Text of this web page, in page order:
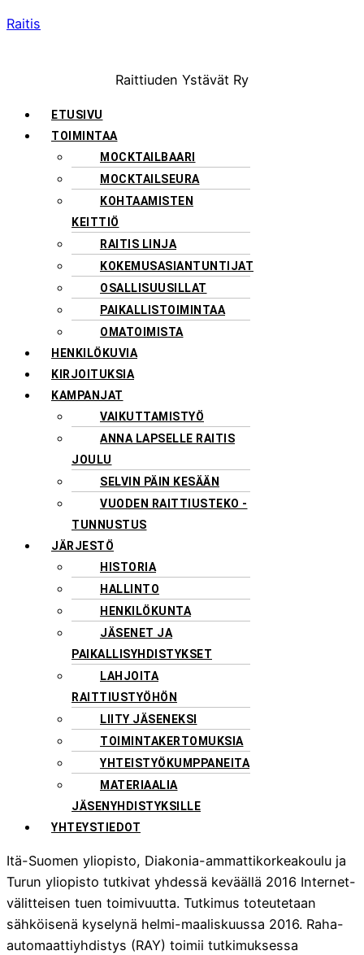
Raitis
Raittiuden Ystävät Ry
Menu
ETUSIVU
TOIMINTAA
MOCKTAILBAARI
MOCKTAILSEURA
KOHTAAMISTEN
KEITTIÖ
RAITIS LINJA
KOKEMUSASIANTUNTIJAT
OSALLISUUSILLAT
PAIKALLISTOIMINTAA
OMATOIMISTA
HENKILÖKUVIA
KIRJOITUKSIA
KAMPANJAT
VAIKUTTAMISTYÖ
ANNA LAPSELLE RAITIS
JOULU
SELVIN PÄIN KESÄÄN
VUODEN RAITTIUSTEKO -
TUNNUSTUS
JÄRJESTÖ
HISTORIA
HALLINTO
HENKILÖKUNTA
JÄSENET JA
PAIKALLISYHDISTYKSET
LAHJOITA
RAITTIUSTYÖHÖN
LIITY JÄSENEKSI
TOIMINTAKERTOMUKSIA
YHTEISTYÖKUMPPANEITA
MATERIAALIA
JÄSENYHDISTYKSILLE
YHTEYSTIEDOT
Itä-Suomen yliopisto, Diakonia-ammattikorkeakoulu ja
Turun yliopisto tutkivat yhdessä keväällä 2016 Internet-
välitteisen tuen toimivuutta. Tutkimus toteutetaan
sähköisenä kyselynä helmi-maaliskuussa 2016. Raha-
automaattiyhdistys (RAY) toimii tutkimuksessa